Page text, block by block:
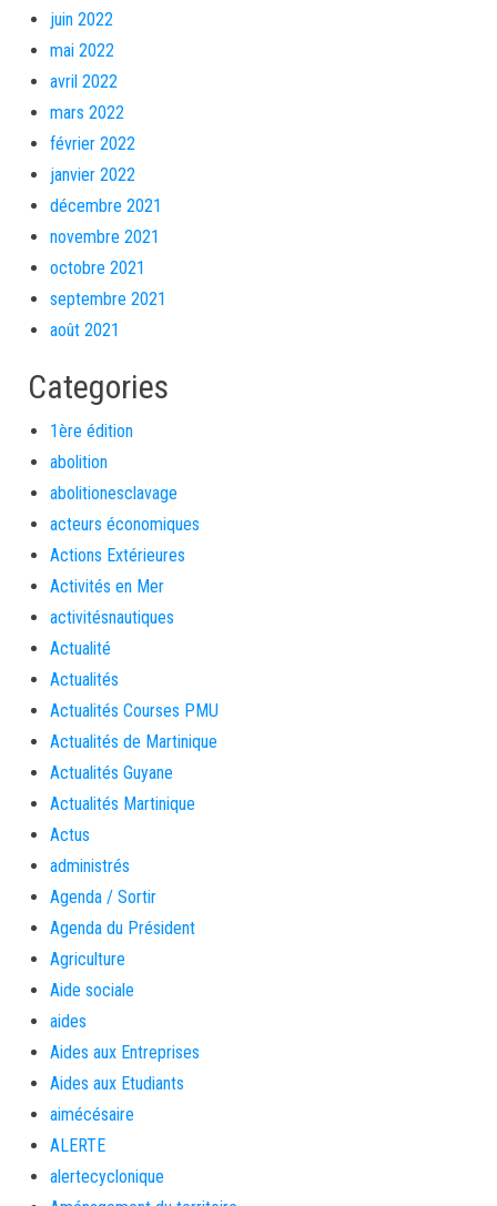
juin 2022
mai 2022
avril 2022
mars 2022
février 2022
janvier 2022
décembre 2021
novembre 2021
octobre 2021
septembre 2021
août 2021
Categories
1ère édition
abolition
abolitionesclavage
acteurs économiques
Actions Extérieures
Activités en Mer
activitésnautiques
Actualité
Actualités
Actualités Courses PMU
Actualités de Martinique
Actualités Guyane
Actualités Martinique
Actus
administrés
Agenda / Sortir
Agenda du Président
Agriculture
Aide sociale
aides
Aides aux Entreprises
Aides aux Etudiants
aimécésaire
ALERTE
alertecyclonique